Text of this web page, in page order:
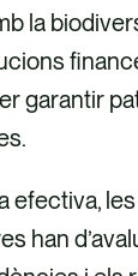
la
garantir
efectiva, les
han